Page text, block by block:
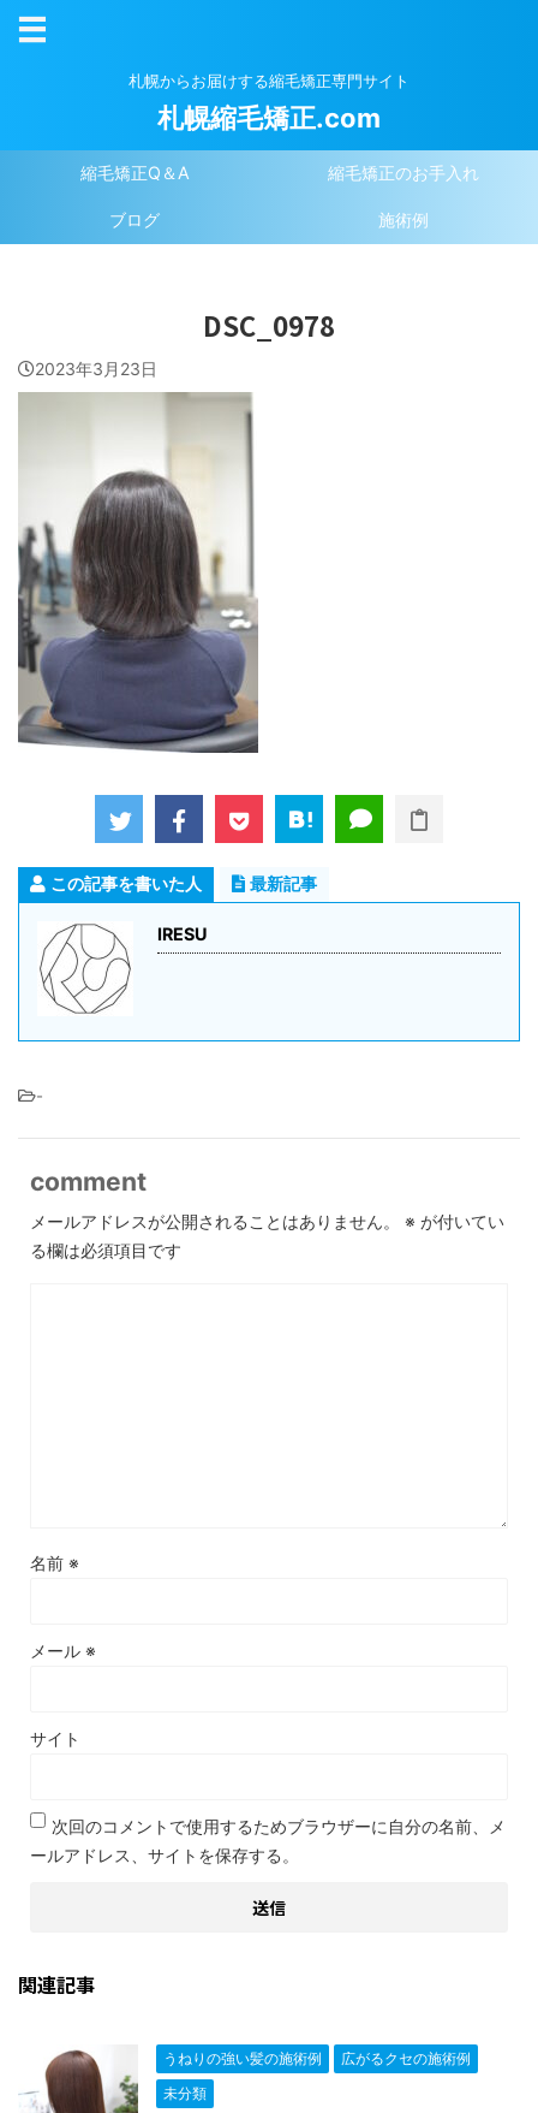
札幌からお届けする縮毛矯正専門サイト
札幌縮毛矯正.com
縮毛矯正Q＆A 縮毛矯正のお手入れ
ブログ 施術例
DSC_0978
2023年3月23日
この記事を書いた人 最新記事
IRESU
-
comment
メールアドレスが公開されることはありません。 ※ が付いてい
る欄は必須項目です
名前 ※
メール ※
サイト
次回のコメントで使用するためブラウザーに自分の名前、メ
ールアドレス、サイトを保存する。
関連記事
うねりの強い髪の施術例
広がるクセの施術例
未分類